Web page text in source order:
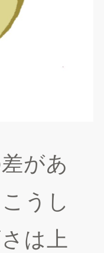
があ
うし
は上